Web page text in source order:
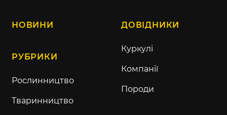
НОВИНИ
РУБРИКИ
Рослинництво
Тваринництво
ДОВІДНИКИ
Куркулі
Компанії
Породи